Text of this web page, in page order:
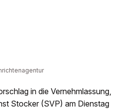
in die Vernehmlassung,
Stocker (SVP) am Dienstag